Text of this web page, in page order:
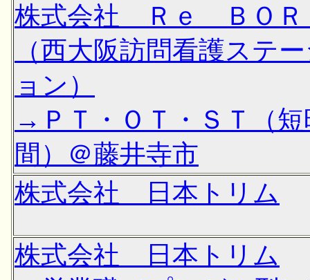
株式会社 Ｒｅ ＢＯＲ
（西大阪訪問看護ステ
ョン）
→ＰＴ・ＯＴ・ＳＴ（短
間）＠藤井寺市
株式会社 日本トリム
株式会社 日本トリム